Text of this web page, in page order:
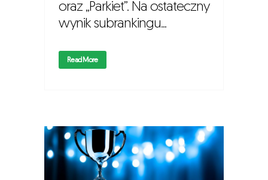
oraz „Parkiet”. Na ostateczny
wynik subrankingu...
Read More